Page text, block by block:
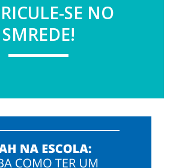
SE NO
SMREDE!